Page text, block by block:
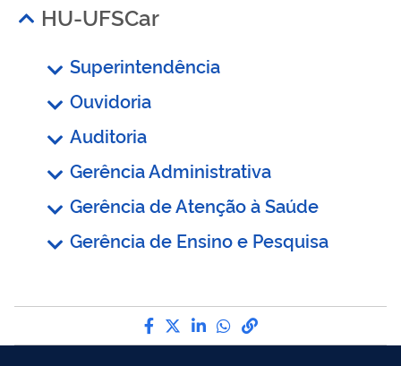
HU-UFSCar
Superintendência
Ouvidoria
Auditoria
Gerência Administrativa
Gerência de Atenção à Saúde
Gerência de Ensino e Pesquisa
Compartilhe por Facebook
Compartilhe por Twitter
Compartilhe por
Compartilhe por
link para Copiar